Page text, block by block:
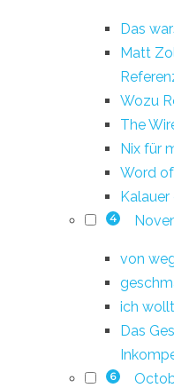
Das
Matt
Wozu
The
Nix für
Word
4
von
ich
Das
6